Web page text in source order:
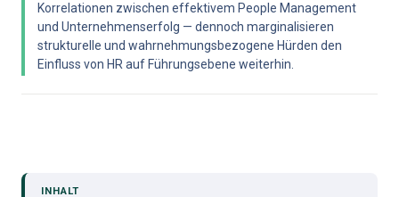
Korrelationen zwischen effektivem People Management
und Unternehmenserfolg — dennoch marginalisieren
strukturelle und wahrnehmungsbezogene Hürden den
Einfluss von HR auf Führungsebene weiterhin.